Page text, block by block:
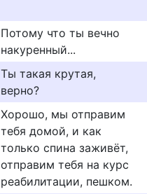
Потому что ты вечно
накуренный...
Ты такая крутая,
верно?
Хорошо, мы отправим
тебя домой, и как
только спина заживёт,
отправим тебя на курс
реабилитации, пешком.